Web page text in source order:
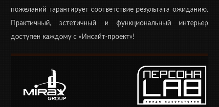
пожеланий гарантирует соответствие результата ожиданию.
Практичный, эстетичный и функциональный интерьер
доступен каждому с «Инсайт-проект»!